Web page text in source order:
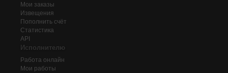
Мои заказы
Извещения
Пополнить счёт
Статистика
API
Исполнителю
Работа онлайн
Мои работы